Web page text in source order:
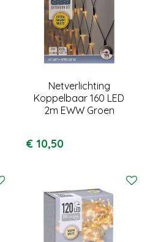
Netverlichting
Koppelbaar 160 LED
2m EWW Groen
€ 10,50